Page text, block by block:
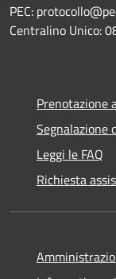
PEC:
Centralino Unico:
Prenotazione
Segnalazione
Leggi le FAQ
Richiesta